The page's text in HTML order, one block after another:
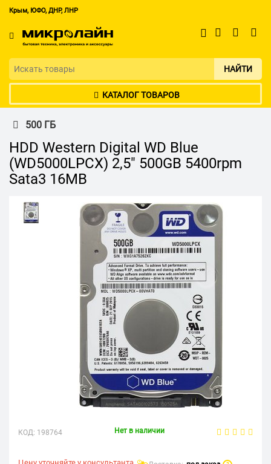
Крым, ЮФО, ДНР, ЛНР
НАЙТИ
КАТАЛОГ ТОВАРОВ
500 ГБ
HDD Western Digital WD Blue
(WD5000LPCX) 2,5" 500GB 5400rpm
Sata3 16MB
КОД: 198764 Нет в наличии